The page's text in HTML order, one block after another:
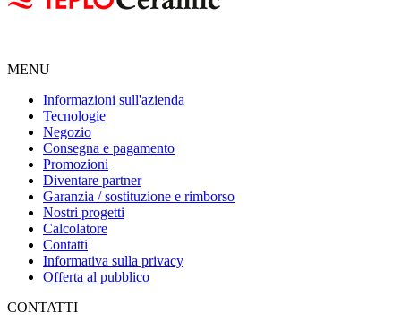
MENU
Informazioni sull'azienda
Tecnologie
Negozio
Consegna e pagamento
Promozioni
Diventare partner
Garanzia / sostituzione e rimborso
Nostri progetti
Calcolatore
Contatti
Informativa sulla privacy
Offerta al pubblico
CONTATTI